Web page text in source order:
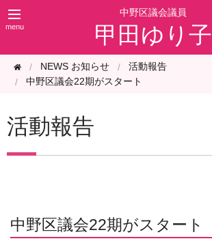
甲田ゆり子
NEWS お知らせ
活動報告
中野区議会22期がスタート
活動報告
中野区議会22期がスタート